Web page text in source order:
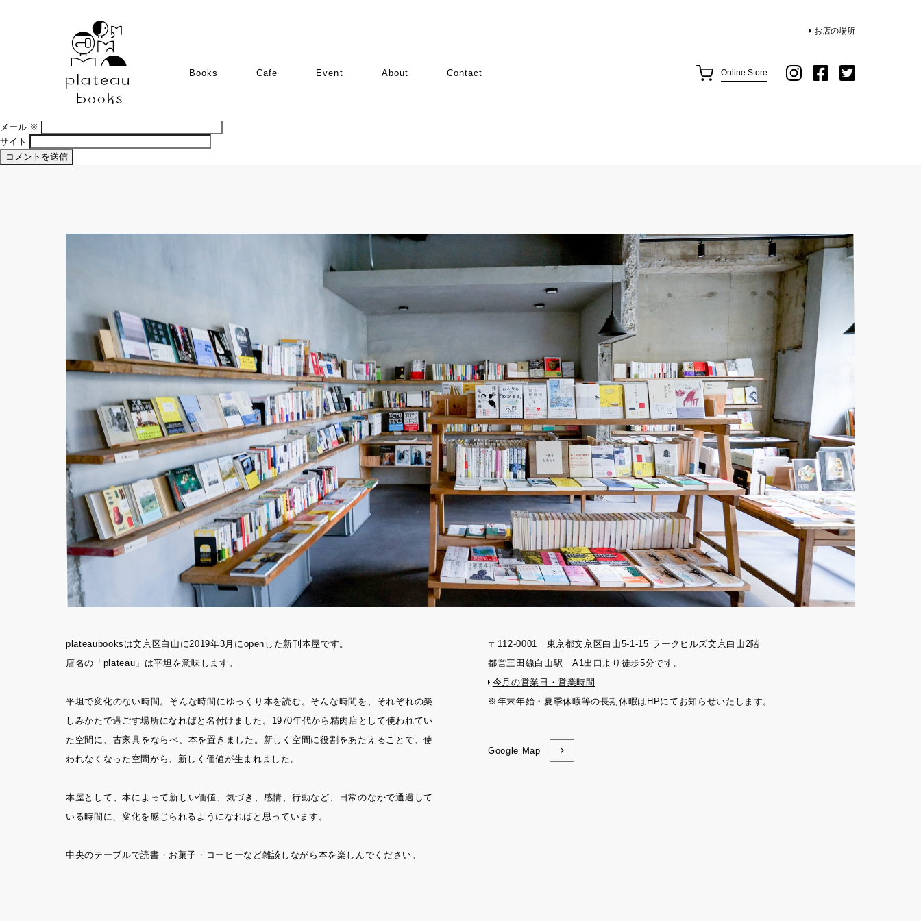
Books Cafe Event About Contact Online Store
お店の場所
メール ※
サイト
plateaubooksは文京区白山に2019年3月にopenした新刊本屋です。
店名の「plateau」は平坦を意味します。
平坦で変化のない時間。そんな時間にゆっくり本を読む。そんな時間を、それぞれの楽
しみかたで過ごす場所になればと名付けました。1970年代から精肉店として使われてい
た空間に、古家具をならべ、本を置きました。新しく空間に役割をあたえることで、使
われなくなった空間から、新しく価値が生まれました。
本屋として、本によって新しい価値、気づき、感情、行動など、日常のなかで通過して
いる時間に、変化を感じられるようになればと思っています。
中央のテーブルで読書・お菓子・コーヒーなど雑談しながら本を楽しんでください。
〒112-0001 東京都文京区白山5-1-15 ラークヒルズ文京白山2階
都営三田線白山駅 A1出口より徒歩5分です。
今月の営業日・営業時間
※年末年始・夏季休暇等の長期休暇はHPにてお知らせいたします。
Google Map